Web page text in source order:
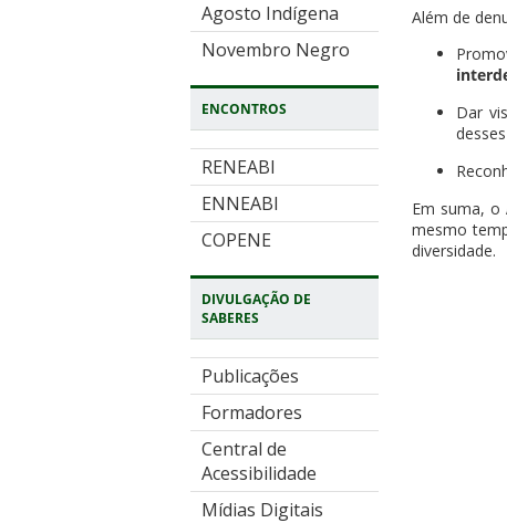
Agosto Indígena
Novembro Negro
ENCONTROS
RENEABI
ENNEABI
COPENE
DIVULGAÇÃO DE
SABERES
Publicações
Formadores
Central de
Acessibilidade
Mídias Digitais
Além de
Dar
Em suma, o
mesmo
diversidade.